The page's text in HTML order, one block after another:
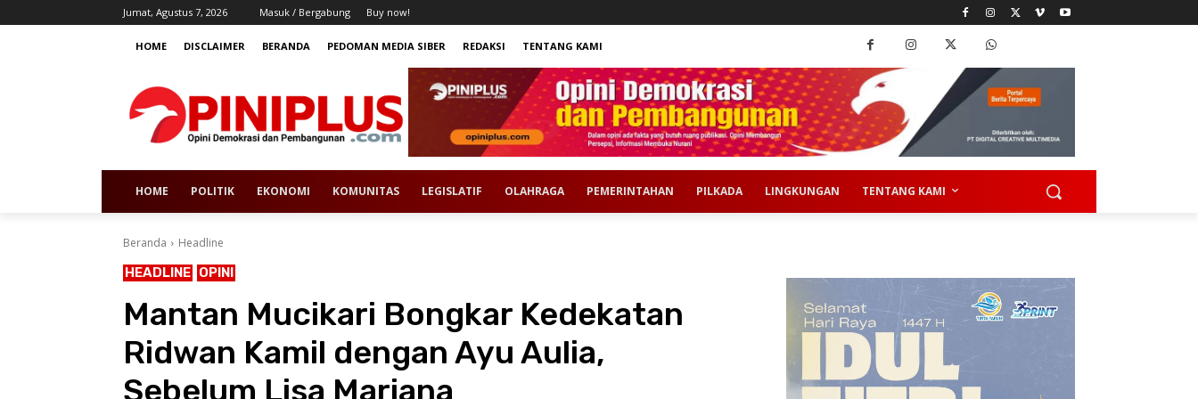
Jumat, Agustus 7, 2026 Masuk / Bergabung Buy now!
HOME DISCLAIMER BERANDA PEDOMAN MEDIA SIBER REDAKSI TENTANG KAMI
HOME POLITIK EKONOMI KOMUNITAS LEGISLATIF OLAHRAGA PEMERINTAHAN PILKADA LINGKUNGAN TENTANG KAMI
Beranda Headline
HEADLINE OPINI
Mantan Mucikari Bongkar Kedekatan
Ridwan Kamil dengan Ayu Aulia,
Sebelum Lisa Mariana